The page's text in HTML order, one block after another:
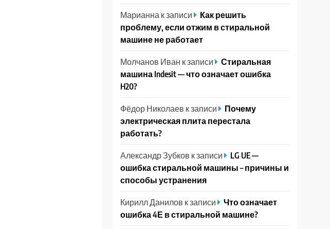
Марианна к записи Как решить
проблему, если отжим в стиральной
машине не работает
Молчанов Иван к записи Стиральная
машина Indesit — что означает ошибка
H20?
Фёдор Николаев к записи Почему
электрическая плита перестала
работать?
Александр Зубков к записи LG UE —
ошибка стиральной машины – причины и
способы устранения
Кирилл Данилов к записи Что означает
ошибка 4Е в стиральной машине?